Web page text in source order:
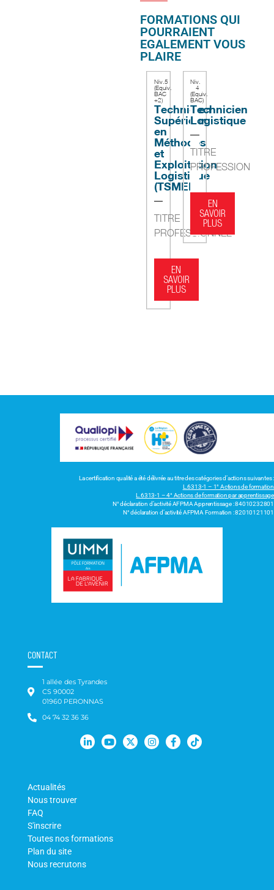
FORMATIONS QUI
POURRAIENT
EGALEMENT VOUS
PLAIRE
Niv.5
(Equiv.
BAC
+2)
Technicien
Supérieur
en
Méthodes
et
Exploitation
Logistique
(TSMEL)
TITRE
PROFESSIONNEL
EN
SAVOIR
PLUS
Niv.
4
(Equiv.
BAC)
Technicien
Logistique
TITRE
PROFESSIONNEL
EN
SAVOIR
PLUS
La certification qualité a été délivrée au titre des catégories d’actions suivantes :
L.6313-1 – 1° Actions de formation
L.6313-1 – 4° Actions de formation par apprentissage
N° déclaration d’activité AFPMA Apprentissage : 84010232801
N° déclaration d’activité AFPMA Formation : 82010121101
CONTACT
1 allée des Tyrandes
CS 90002
01960 PERONNAS
04 74 32 36 36
Actualités
Nous trouver
FAQ
S'inscrire
Toutes nos formations
Plan du site
Nous recrutons